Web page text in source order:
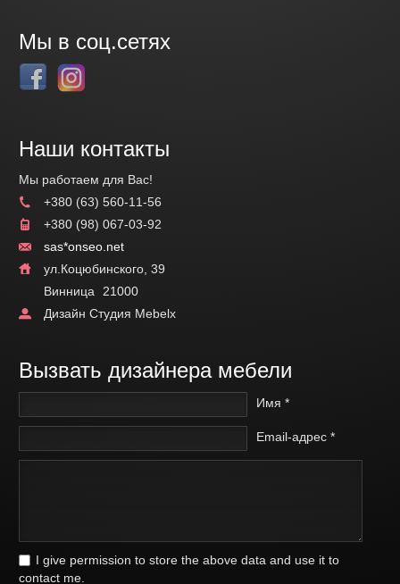
Мы в соц.сетях
Наши контакты
Мы работаем для Вас!
+380 (63) 560-11-56
+380 (98) 067-03-92
sas*onseo.net
ул.Коцюбинского, 39
Винница
21000
Дизайн Студия Mebelx
Вызвать дизайнера мебели
Имя *
Email-адрес *
I give permission to store the above data and use it to
contact me.